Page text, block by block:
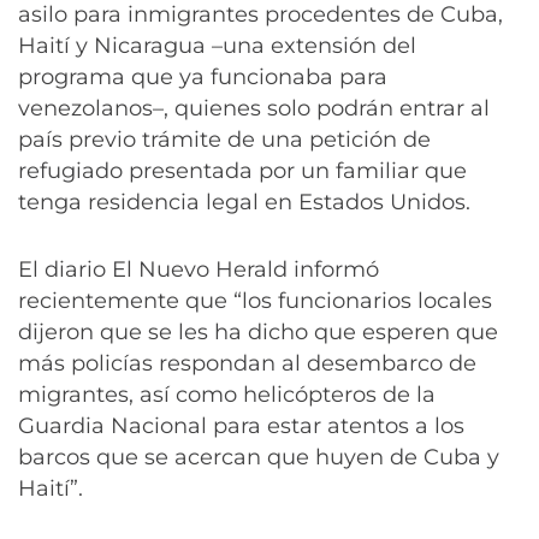
asilo para inmigrantes procedentes de Cuba,
Haití y Nicaragua –una extensión del
programa que ya funcionaba para
venezolanos–, quienes solo podrán entrar al
país previo trámite de una petición de
refugiado presentada por un familiar que
tenga residencia legal en Estados Unidos.
El diario El Nuevo Herald informó
recientemente que “los funcionarios locales
dijeron que se les ha dicho que esperen que
más policías respondan al desembarco de
migrantes, así como helicópteros de la
Guardia Nacional para estar atentos a los
barcos que se acercan que huyen de Cuba y
Haití”.